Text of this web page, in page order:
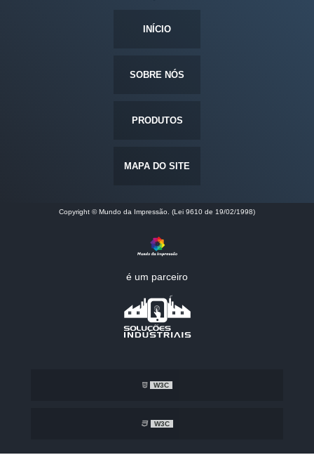
INÍCIO
SOBRE NÓS
PRODUTOS
MAPA DO SITE
Copyright © Mundo da Impressão. (Lei 9610 de 19/02/1998)
é um parceiro
W3C
W3C